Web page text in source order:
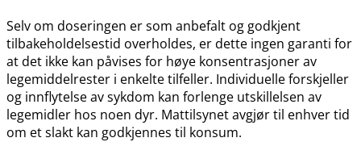
Selv om doseringen er som anbefalt og godkjent
tilbakeholdelsestid overholdes, er dette ingen garanti for
at det ikke kan påvises for høye konsentrasjoner av
legemiddelrester i enkelte tilfeller. Individuelle forskjeller
og innflytelse av sykdom kan forlenge utskillelsen av
legemidler hos noen dyr. Mattilsynet avgjør til enhver tid
om et slakt kan godkjennes til konsum.